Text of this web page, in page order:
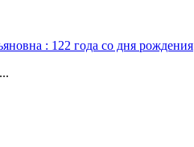
: 122 года со дня рождения